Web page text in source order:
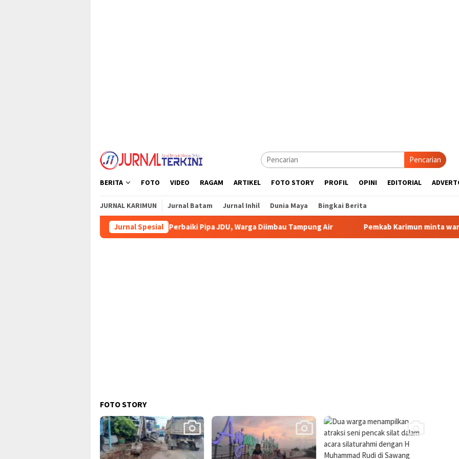
Pencarian
BERITA FOTO VIDEO RAGAM ARTIKEL FOTO STORY PROFIL OPINI EDITORIAL
JURNAL KARIMUN Jurnal Batam Jurnal Inhil Dunia Maya Bingkai Berita
Jurnal Spesial
Tirta Mulia Karimun Perbaiki Pipa JDU, Warga Diimbau Tampung Air Pemkab Karimun minta warga tidak
FOTO STORY